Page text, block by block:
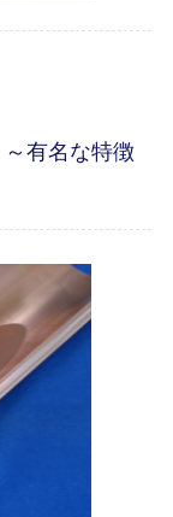
有名な特徴